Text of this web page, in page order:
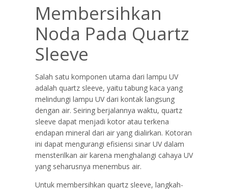
Membersihkan
Noda Pada Quartz
Sleeve
Salah satu komponen utama dari lampu UV
adalah quartz sleeve, yaitu tabung kaca yang
melindungi lampu UV dari kontak langsung
dengan air. Seiring berjalannya waktu, quartz
sleeve dapat menjadi kotor atau terkena
endapan mineral dari air yang dialirkan. Kotoran
ini dapat mengurangi efisiensi sinar UV dalam
mensterilkan air karena menghalangi cahaya UV
yang seharusnya menembus air.
Untuk membersihkan quartz sleeve, langkah-